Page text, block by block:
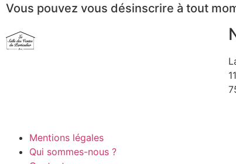
Vous pouvez vous désinscrire à tout
Mentions légales
Qui sommes-nous ?